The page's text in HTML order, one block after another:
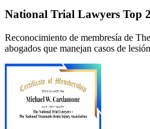
National Trial Lawyers Top
Reconocimiento de membresía de
abogados que manejan casos de